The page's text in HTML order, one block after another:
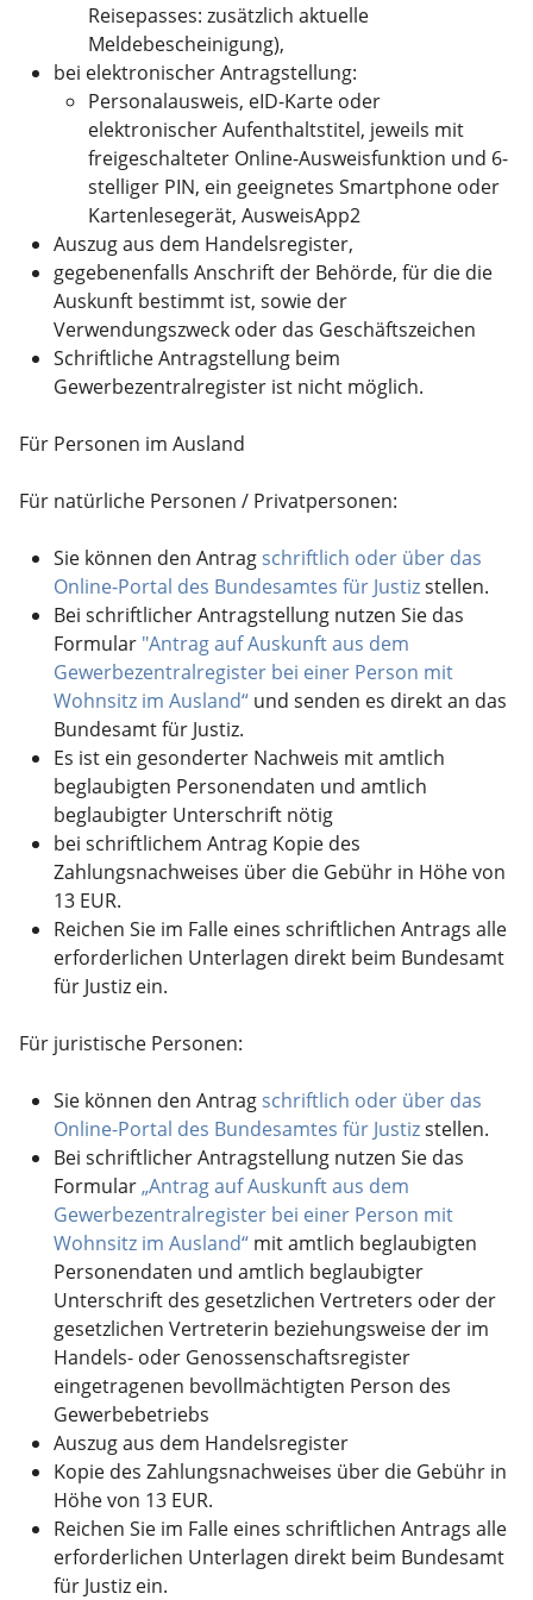
Reisepasses: zusätzlich aktuelle
Meldebescheinigung),
bei elektronischer Antragstellung:
Personalausweis, eID-Karte oder
elektronischer Aufenthaltstitel, jeweils mit
freigeschalteter Online-Ausweisfunktion und 6-
stelliger PIN, ein geeignetes Smartphone oder
Kartenlesegerät, AusweisApp2
Auszug aus dem Handelsregister,
gegebenenfalls Anschrift der Behörde, für die die
Auskunft bestimmt ist, sowie der
Verwendungszweck oder das Geschäftszeichen
Schriftliche Antragstellung beim
Gewerbezentralregister ist nicht möglich.
Für Personen im Ausland
Für natürliche Personen / Privatpersonen:
Sie können den Antrag schriftlich oder über das
Online-Portal des Bundesamtes für Justizstellen.
Bei schriftlicher Antragstellung nutzen Sie das
Formular "Antrag auf Auskunft aus dem
Gewerbezentralregister bei einer Person mit
Wohnsitz im Ausland“ und senden es direkt an das
Bundesamt für Justiz.
Es ist ein gesonderter Nachweis mit amtlich
beglaubigten Personendaten und amtlich
beglaubigter Unterschrift nötig
bei schriftlichem Antrag Kopie des
Zahlungsnachweises über die Gebühr in Höhe von
13 EUR.
Reichen Sie im Falle eines schriftlichen Antrags alle
erforderlichen Unterlagen direkt beim Bundesamt
für Justiz ein.
Für juristische Personen:
Sie können den Antragschriftlich oder über das
Online-Portal des Bundesamtes für Justizstellen.
Bei schriftlicher Antragstellung nutzen Sie das
Formular„Antrag auf Auskunft aus dem
Gewerbezentralregister bei einer Person mit
Wohnsitz im Ausland“mit amtlich beglaubigten
Personendaten und amtlich beglaubigter
Unterschrift des gesetzlichen Vertreters oder der
gesetzlichen Vertreterin beziehungsweise der im
Handels- oder Genossenschaftsregister
eingetragenen bevollmächtigten Person des
Gewerbebetriebs
Auszug aus dem Handelsregister
Kopie des Zahlungsnachweises über die Gebühr in
Höhe von 13 EUR.
Reichen Sie im Falle eines schriftlichen Antrags alle
erforderlichen Unterlagen direkt beim Bundesamt
für Justiz ein.